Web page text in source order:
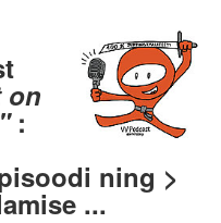
on
:
ning >
...